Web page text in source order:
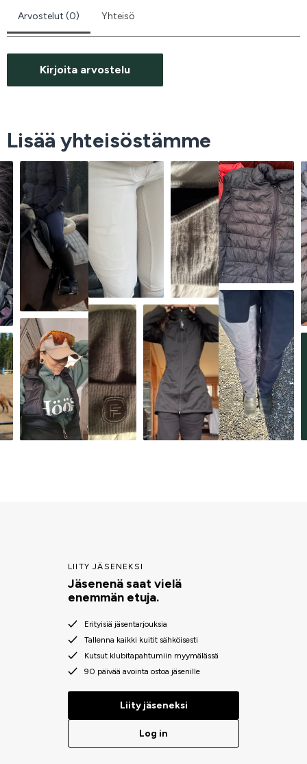
Arvostelut (0) Yhteisö
Kirjoita arvostelu
Lisää yhteisöstämme
LIITY JÄSENEKSI
Jäsenenä saat vielä
enemmän etuja.
Erityisiä jäsentarjouksia
Tallenna kaikki kuitit sähköisesti
Kutsut klubitapahtumiin myymälässä
90 päivää avointa ostoa jäsenille
Liity jäseneksi
Log in